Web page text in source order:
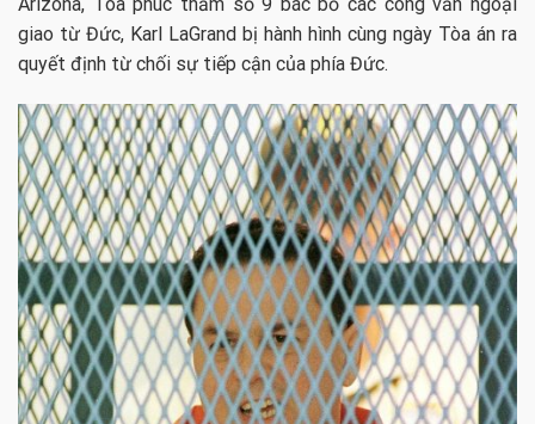
giao từ Đức, Karl LaGrand bị hành hình cùng ngày Tòa án ra
quyết định từ chối sự tiếp cận của phía Đức.